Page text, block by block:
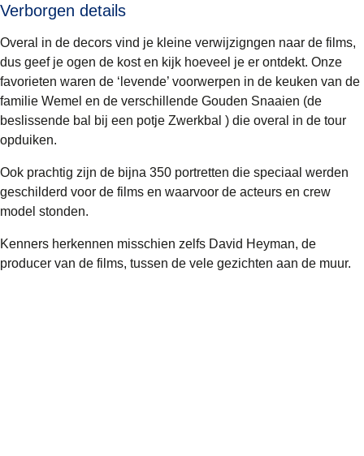
Verborgen details
Overal in de decors vind je kleine verwijzigngen naar de films,
dus geef je ogen de kost en kijk hoeveel je er ontdekt. Onze
favorieten waren de ‘levende’ voorwerpen in de keuken van de
familie Wemel en de verschillende Gouden Snaaien (de
beslissende bal bij een potje Zwerkbal ) die overal in de tour
opduiken.
Ook prachtig zijn de bijna 350 portretten die speciaal werden
geschilderd voor de films en waarvoor de acteurs en crew
model stonden.
Kenners herkennen misschien zelfs David Heyman, de
producer van de films, tussen de vele gezichten aan de muur.